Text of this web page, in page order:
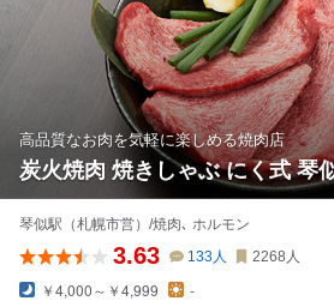
高品質なお肉を気軽に楽しめる焼肉店
炭火焼肉 焼きしゃぶ にく式 琴
琴似駅（札幌市営）/焼肉､ ホルモン
3.63 133人 2268 人
￥4,000～￥4,999 -